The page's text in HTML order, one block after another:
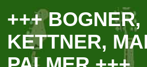
+++
KETTNER,